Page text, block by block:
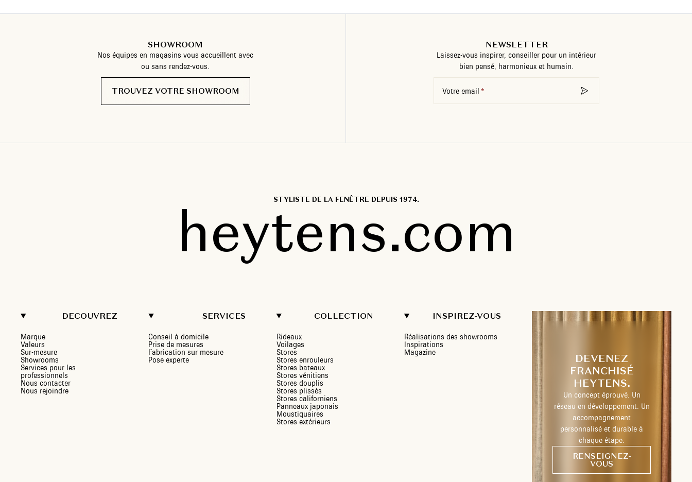
SHOWROOM
Nos équipes en magasins vous accueillent avec
ou sans rendez-vous.
TROUVEZ VOTRE SHOWROOM
NEWSLETTER
Laissez-vous inspirer, conseiller pour un intérieur
bien pensé, harmonieux et humain.
Votre email
STYLISTE DE LA FENÊTRE DEPUIS 1974.
heytens.com
DECOUVREZ
Marque
Valeurs
Sur-mesure
Showrooms
Services pour les
professionnels
Nous contacter
Nous rejoindre
SERVICES
Conseil à domicile
Prise de mesures
Fabrication sur mesure
Pose experte
COLLECTION
Rideaux
Voilages
Stores
Stores enrouleurs
Stores bateaux
Stores vénitiens
Stores douplis
Stores plissés
Stores californiens
Panneaux japonais
Moustiquaires
Stores extérieurs
INSPIREZ-VOUS
Réalisations des showrooms
Inspirations
Magazine
DEVENEZ
FRANCHISÉ
HEYTENS.
Un concept éprouvé. Un
réseau en développement. Un
accompagnement
personnalisé et durable à
chaque étape.
RENSEIGNEZ-
VOUS